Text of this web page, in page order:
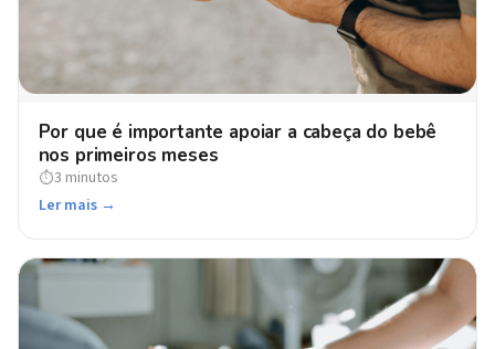
Por que é importante apoiar a cabeça do bebê
nos primeiros meses
⏱3 minutos
Ler mais →